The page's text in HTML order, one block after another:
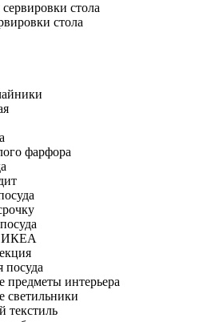
стола
стола
фарфора
ИКЕА
посуда
предметы интерьера
светильники
текстиль